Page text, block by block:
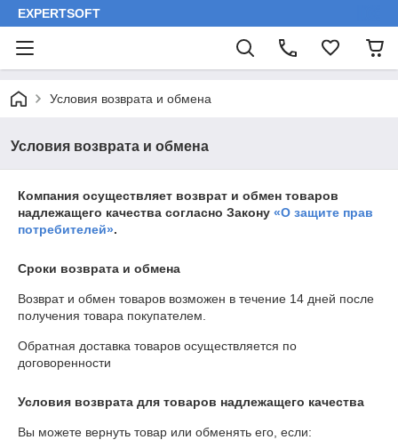
EXPERTSOFT
Условия возврата и обмена
Условия возврата и обмена
Компания осуществляет возврат и обмен товаров
надлежащего качества согласно Закону «О защите прав
потребителей».
Сроки возврата и обмена
Возврат и обмен товаров возможен в течение 14 дней после
получения товара покупателем.
Обратная доставка товаров осуществляется по
договоренности
Условия возврата для товаров надлежащего качества
Вы можете вернуть товар или обменять его, если: